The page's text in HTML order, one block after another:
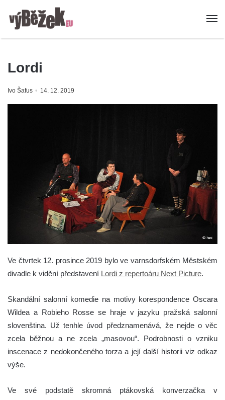
Lordi
Ivo Šafus 14. 12. 2019
Ve čtvrtek 12. prosince 2019 bylo ve varnsdorfském Městském
divadle k vidění představení Lordi z repertoáru Next Picture.
Skandální salonní komedie na motivy korespondence Oscara
Wildea a Robieho Rosse se hraje v jazyku pražská salonní
slovenština. Už tenhle úvod předznamenává, že nejde o věc
zcela běžnou a ne zcela „masovou“. Podrobnosti o vzniku
inscenace z nedokončeného torza a její další historii viz odkaz
výše.
Ve své podstatě skromná ptákovská konverzačka v